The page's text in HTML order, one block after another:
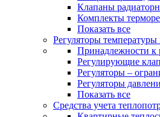
Клапаны
Комплекты
Показать все
Регуляторы
Принадлежности к
Регулирующие
Регуляторы –
Регуляторы
Показать все
Средства учета